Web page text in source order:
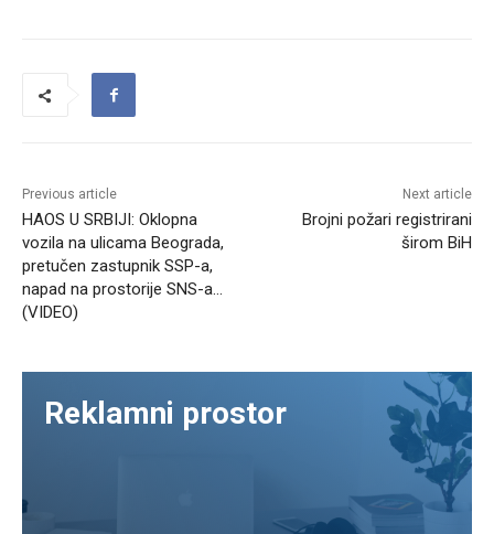
Previous article
HAOS U SRBIJI: Oklopna
vozila na ulicama Beograda,
pretučen zastupnik SSP-a,
napad na prostorije SNS-a…
(VIDEO)
Next article
Brojni požari registrirani
širom BiH
Reklamni prostor